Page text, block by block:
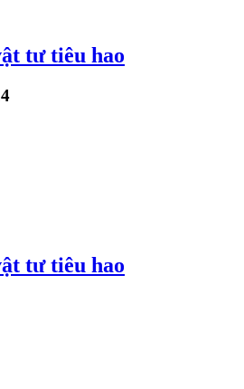
tư tiêu hao
tư tiêu hao